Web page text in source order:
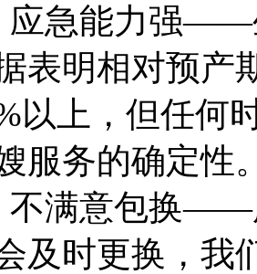
应急能力强——
表明相对预产
以上，但任何
服务的确定性
不满意包换——
及时更换，我